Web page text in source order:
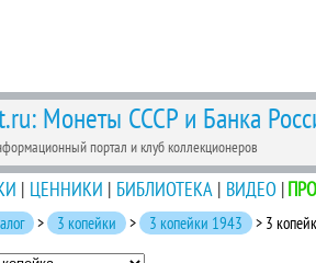
Монеты СССР и Банка
портал и клуб коллекционеров
| ЦЕННИКИ | БИБЛИОТЕКА | ВИДЕО |
> 3 копейки > 3 копейки 1943 > 3